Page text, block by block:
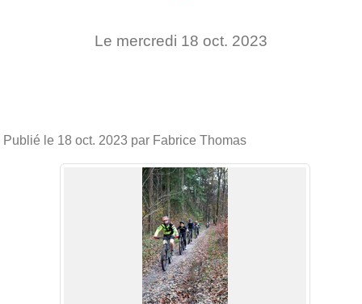
Le mercredi 18 oct. 2023
Publié le 18 oct. 2023 par Fabrice Thomas